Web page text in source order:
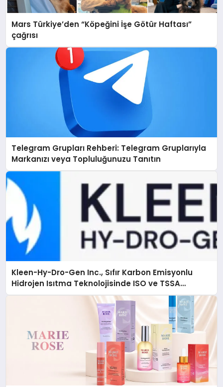
Mars Türkiye’den “Köpeğini İşe Götür Haftası”
çağrısı
Telegram Grupları Rehberi: Telegram Gruplarıyla
Markanızı veya Topluluğunuzu Tanıtın
Kleen-Hy-Dro-Gen Inc., Sıfır Karbon Emisyonlu
Hidrojen Isıtma Teknolojisinde ISO ve TSSA
Düzenleyici Onaylarını Aldı